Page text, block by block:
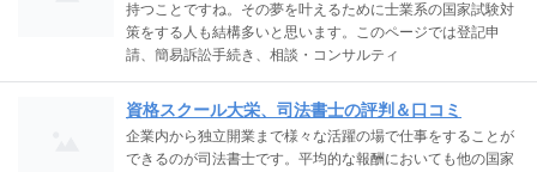
持つことですね。その夢を叶えるために士業系の国家試験対
策をする人も結構多いと思います。このページでは登記申
請、簡易訴訟手続き、相談・コンサルティ
資格スクール大栄、司法書士の評判＆口コミ
企業内から独立開業まで様々な活躍の場で仕事をすることが
できるのが司法書士です。平均的な報酬においても他の国家